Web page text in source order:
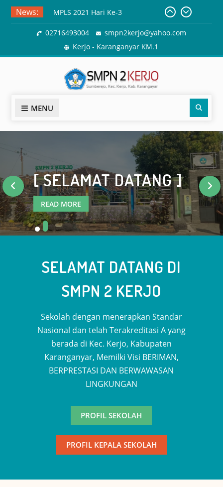
Skip
News:
Materi MPLS Hari Kedua, Selasa
13 Juli 2021
SMP N 2 Kerjo Peduli Taman
Satwa Taru Jurug (Jurug Zoo)
MPLS 2021 Hari Ke-3
02716493004
smpn2kerjo@yahoo.com
Kerjo - Karanganyar KM.1
MENU
[ SELAMAT DATANG ]
READ MORE
SELAMAT DATANG DI
SMPN 2 KERJO
Sekolah dengan menerapkan Standar
Nasional dan telah Terakreditasi A yang
berada di Kec. Kerjo, Kabupaten
Karanganyar, Memilki Visi BERIMAN,
BERPRESTASI DAN BERWAWASAN
LINGKUNGAN
PROFIL SEKOLAH
PROFIL KEPALA SEKOLAH